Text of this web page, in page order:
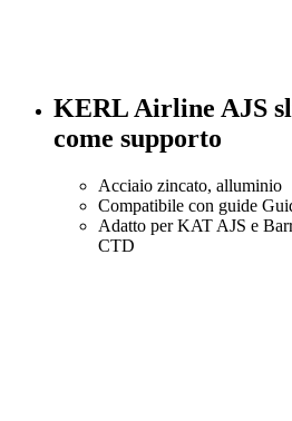
KERL Airline AJS
come supporto
Acciaio zincato, alluminio
Compatibile con guide
Adatto per KAT AJS e
CTD